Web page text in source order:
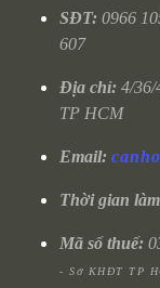
SĐT: 0966
607
Địa chỉ: 4/36/
TP HCM
Email:
Thời gian
Mã số thuế:
- Sở KHĐT TP